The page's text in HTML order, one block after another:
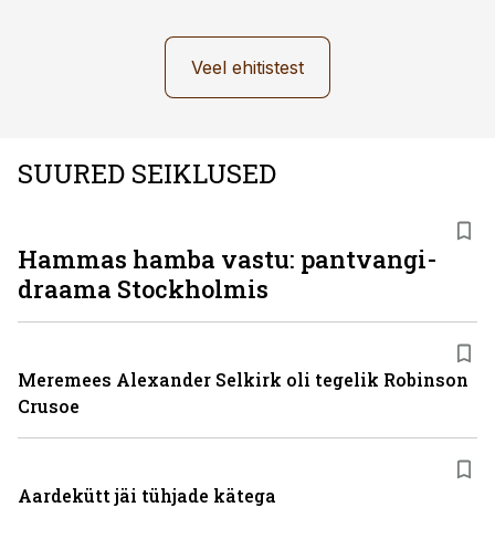
Veel ehitistest
SUURED SEIKLUSED
Hammas hamba vastu: pantvangi­
draama Stockholmis
Meremees Alexander Selkirk oli tegelik Robinson
Crusoe
Aardekütt jäi tühjade kätega